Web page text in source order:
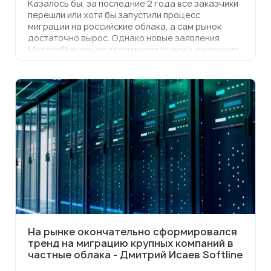
Казалось бы, за последние 2 года все заказчики
перешли или хотя бы запустили процесс
миграции на российские облака, а сам рынок
достаточно вырос. Однако новые заявления
Microsoft вновь подталкивают рынок к движению.
На этом фоне выгодно смотрится Softline. В 2023
Nebula и обеспечил тотальное
импортозамещение для российских заказчиков,
используя собственные серверы, ОС и
виртуализацию. Подробностями поделился
Виктор Федотов, руководитель продукта
Облачная инфраструктура, Softline
Мультиоблако.
На рынке окончательно сформировался
тренд на миграцию крупных компаний в
частные облака - Дмитрий Исаев Softline